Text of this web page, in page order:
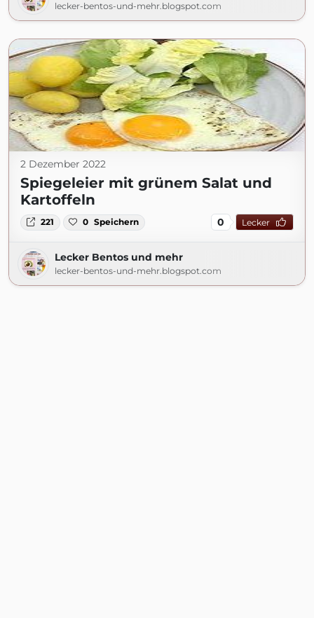
lecker-bentos-und-mehr.blogspot.com
2 Dezember 2022
Spiegeleier mit grünem Salat und
Kartoffeln
221 0 Speichern 0 Lecker
Lecker Bentos und mehr
lecker-bentos-und-mehr.blogspot.com